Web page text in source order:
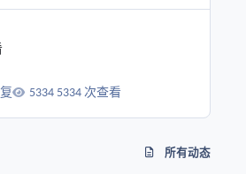
5334 次查看
所有动态